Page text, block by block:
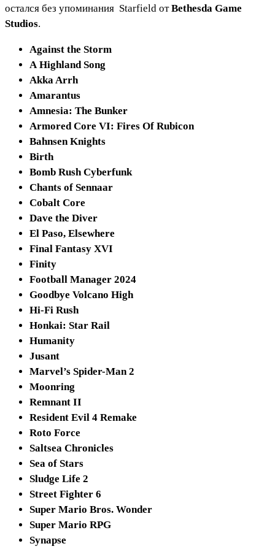
остался без упоминания Starfield отBethesda Game
Studios.
Against the Storm
A Highland Song
Akka Arrh
Amarantus
Amnesia: The Bunker
Armored Core VI: Fires Of Rubicon
Bahnsen Knights
Birth
Bomb Rush Cyberfunk
Chants of Sennaar
Cobalt Core
Dave the Diver
El Paso, Elsewhere
Final Fantasy XVI
Finity
Football Manager 2024
Goodbye Volcano High
Hi-Fi Rush
Honkai: Star Rail
Humanity
Jusant
Marvel’s Spider-Man 2
Moonring
Remnant II
Resident Evil 4 Remake
Roto Force
Saltsea Chronicles
Sea of Stars
Sludge Life 2
Street Fighter 6
Super Mario Bros. Wonder
Super Mario RPG
Synapse